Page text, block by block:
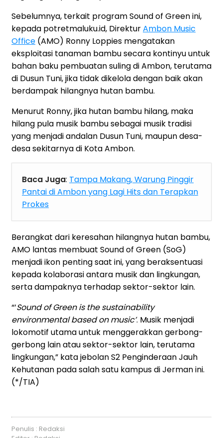
Sebelumnya, terkait program Sound of Green ini,
kepada potretmaluku.id, DirekturAmbon Music
Office (AMO) Ronny Loppies mengatakan
eksploitasi tanaman bambu secara kontinyu untuk
bahan baku pembuatan suling di Ambon, terutama
di Dusun Tuni, jika tidak dikelola dengan baik akan
berdampak hilangnya hutan bambu.
Menurut Ronny, jika hutan bambu hilang, maka
hilang pula musik bambu sebagai musik tradisi
yang menjadi andalan Dusun Tuni, maupun desa-
desa sekitarnya di Kota Ambon.
Baca Juga: Tampa Makang, Warung Pinggir
Pantai di Ambon yang Lagi Hits dan Terapkan
Prokes
Berangkat dari keresahan hilangnya hutan bambu,
AMO lantas membuat Sound of Green (SoG)
menjadi ikon penting saat ini, yang beraksentuasi
kepada kolaborasi antara musik dan lingkungan,
serta dampaknya terhadap sektor-sektor lain.
“’Sound of Green is the sustainability
environmental based on music’. Musik menjadi
lokomotif utama untuk menggerakkan gerbong-
gerbong lain atau sektor-sektor lain, terutama
lingkungan,” kata jebolan S2 Penginderaan Jauh
Kehutanan pada salah satu kampus di Jerman ini.
(*/TIA)
Penulis : Redaksi